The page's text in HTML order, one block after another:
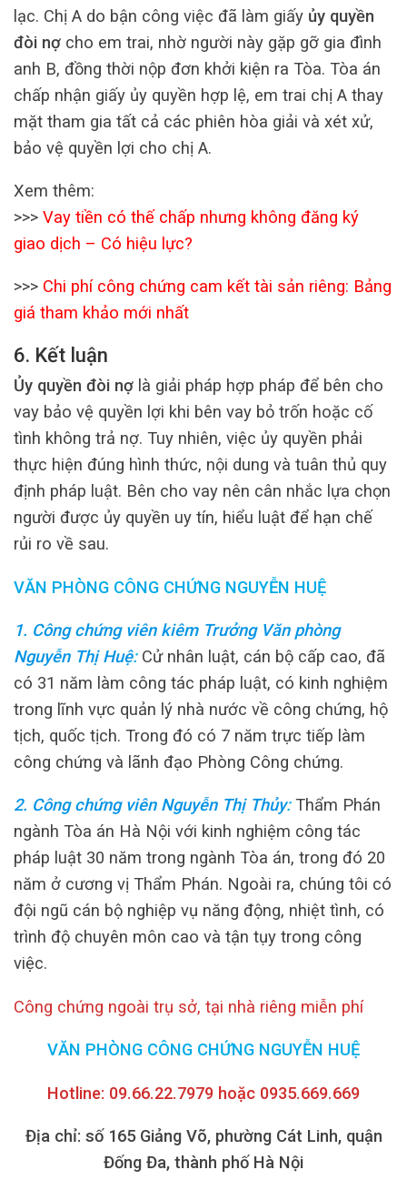
lạc. Chị A do bận công việc đã làm giấy ủy quyền
đòi nợ cho em trai, nhờ người này gặp gỡ gia đình
anh B, đồng thời nộp đơn khởi kiện ra Tòa. Tòa án
chấp nhận giấy ủy quyền hợp lệ, em trai chị A thay
mặt tham gia tất cả các phiên hòa giải và xét xử,
bảo vệ quyền lợi cho chị A.
Xem thêm:
>>> Vay tiền có thế chấp nhưng không đăng ký
giao dịch – Có hiệu lực?
>>> Chi phí công chứng cam kết tài sản riêng: Bảng
giá tham khảo mới nhất
6. Kết luận
Ủy quyền đòi nợ là giải pháp hợp pháp để bên cho
vay bảo vệ quyền lợi khi bên vay bỏ trốn hoặc cố
tình không trả nợ. Tuy nhiên, việc ủy quyền phải
thực hiện đúng hình thức, nội dung và tuân thủ quy
định pháp luật. Bên cho vay nên cân nhắc lựa chọn
người được ủy quyền uy tín, hiểu luật để hạn chế
rủi ro về sau.
VĂN PHÒNG CÔNG CHỨNG NGUYỄN HUỆ
1. Công chứng viên kiêm Trưởng Văn phòng
Nguyễn Thị Huệ: Cử nhân luật, cán bộ cấp cao, đã
có 31 năm làm công tác pháp luật, có kinh nghiệm
trong lĩnh vực quản lý nhà nước về công chứng, hộ
tịch, quốc tịch. Trong đó có 7 năm trực tiếp làm
công chứng và lãnh đạo Phòng Công chứng.
2. Công chứng viên Nguyễn Thị Thủy:Thẩm Phán
ngành Tòa án Hà Nội với kinh nghiệm công tác
pháp luật 30 năm trong ngành Tòa án, trong đó 20
năm ở cương vị Thẩm Phán. Ngoài ra, chúng tôi có
đội ngũ cán bộ nghiệp vụ năng động, nhiệt tình, có
trình độ chuyên môn cao và tận tụy trong công
việc.
Công chứng ngoài trụ sở, tại nhà riêng miễn phí
VĂN PHÒNG CÔNG CHỨNG NGUYỄN HUỆ
Hotline: 09.66.22.7979 hoặc 0935.669.669
Địa chỉ: số 165 Giảng Võ, phường Cát Linh, quận
Đống Đa, thành phố Hà Nội